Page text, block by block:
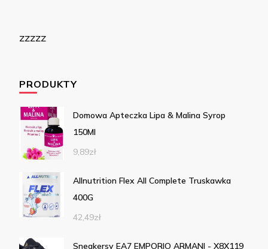
zzzzz
PRODUKTY
Domowa Apteczka Lipa & Malina Syrop
150Ml
9,89zł
Allnutrition Flex All Complete Truskawka
400G
42,49zł
Sneakersy EA7 EMPORIO ARMANI - X8X119